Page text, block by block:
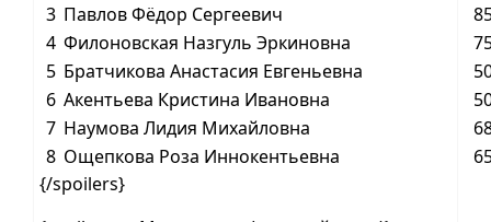
3 Павлов Фёдор Сергеевич
4 Филоновская Назгуль Эркиновна
5 Братчикова Анастасия Евгеньевна
6 Акентьева Кристина Ивановна
7 Наумова Лидия Михайловна
8 Ощепкова Роза Иннокентьевна
{/spoilers}